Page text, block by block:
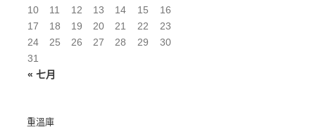
« 七月
10
11 12 13 14 15
16
17
18 19 20 21 22
23
24
25 26 27 28 29
30
31
重溫庫